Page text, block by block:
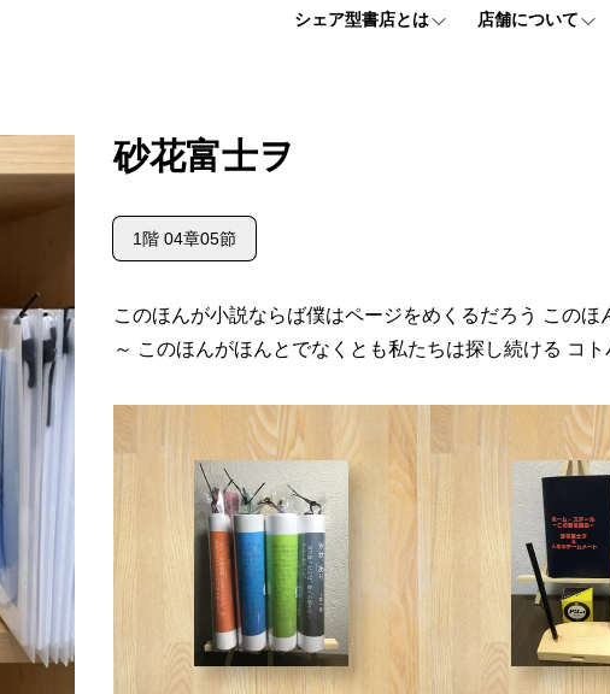
シェア型書店とは
お申し込みはこちら
店舗について
砂花富士ヲ
1階 04章05節
このほんが小説ならば僕はページをめくるだろう この
～ このほんがほんとでなくとも私たちは探し続ける コ